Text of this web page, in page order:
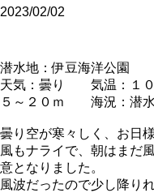
2023/02/02
潜水地：伊豆海洋公園
天気：曇り 気温：
５～２０ｍ 海況：潜
曇り空が寒々しく、お日
風もナライで、朝はまだ
意となりました。
風波だったので少し降り